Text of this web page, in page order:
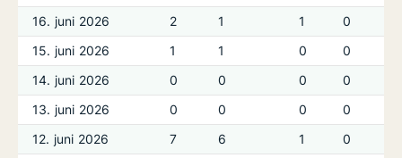
16. juni 2026
2 1 1
0
15. juni 2026
1 1 0
0
14. juni 2026
0 0 0
0
13. juni 2026
0 0 0
0
12. juni 2026
7 6 1
0